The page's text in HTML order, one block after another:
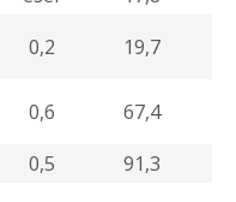
0,2
19,7
0,6
67,4
0,5 91,3